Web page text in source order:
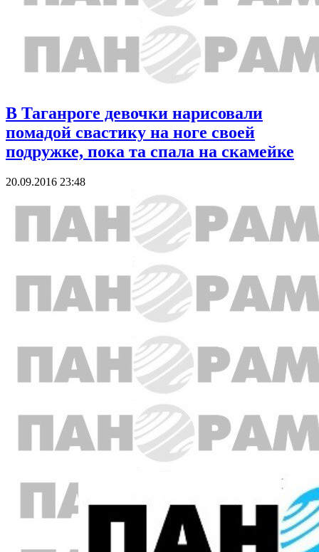
В Таганроге девочки нарисовали
помадой свастику на ноге своей
подружке, пока та спала на скамейке
20.09.2016 23:48